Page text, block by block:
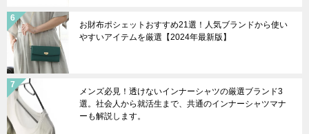
お財布ポシェットおすすめ21選！人気ブランドから使い
やすいアイテムを厳選【2024年最新版】
メンズ必見！透けないインナーシャツの厳選ブランド3
選。社会人から就活生まで、共通のインナーシャツマナ
ーも解説します。